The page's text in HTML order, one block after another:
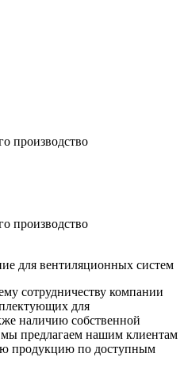
производство
производство
для вентиляционных систем
сотрудничеству компании
для
наличию собственной
предлагаем нашим клиентам
продукцию по доступным